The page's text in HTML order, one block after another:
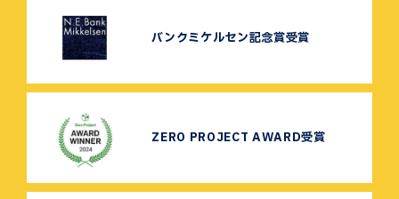
バンクミケルセン記念賞受賞
ZERO PROJECT AWARD受賞